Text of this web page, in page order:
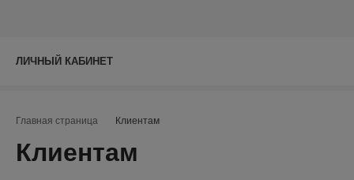
ЛИЧНЫЙ КАБИНЕТ
Навигационная цепочка
Главная страница Клиентам
Клиентам